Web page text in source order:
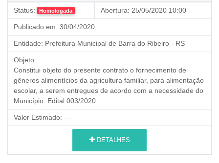
Status: Homologada Abertura: 25/05/2020 10:00
Publicado em: 30/04/2020
Entidade: Prefeitura Municipal de Barra do Ribeiro - RS
Objeto:
Constitui objeto do presente contrato o fornecimento de
gêneros alimentícios da agricultura familiar, para alimentação
escolar, a serem entregues de acordo com a necessidade do
Município. Edital 003/2020.
Valor Estimado: ---
DETALHES